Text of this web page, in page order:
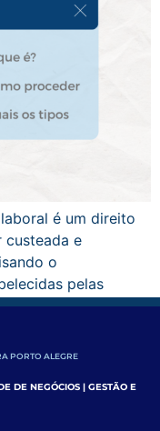
é um direito
custeada e
o
pelas
PORTO ALEGRE
DE NEGÓCIOS | GESTÃO E